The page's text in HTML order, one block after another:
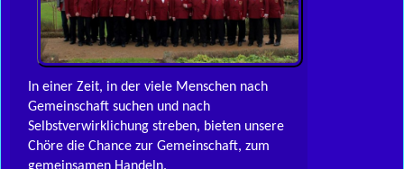
In einer Zeit, in der viele Menschen nach
Gemeinschaft suchen und nach
Selbstverwirklichung streben, bieten unsere
Chöre die Chance zur Gemeinschaft, zum